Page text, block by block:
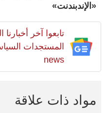
«الإندبندنت»
تابعوا آخر
news
مواد ذات علاقة